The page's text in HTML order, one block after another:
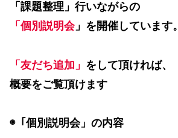
「課題整理」行いながらの
「個別説明会」を開催しています。
「友だち追加」 をして頂ければ、
概要をご覧頂けます
◉「個別説明会」の内容